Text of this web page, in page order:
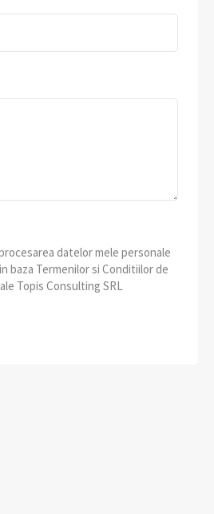
datelor mele personale
baza Termenilor si Conditiilor de
Topis Consulting SRL